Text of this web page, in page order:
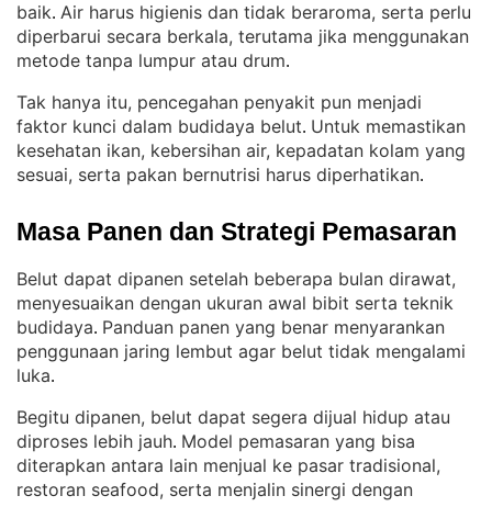
baik. Air harus higienis dan tidak beraroma, serta perlu
diperbarui secara berkala, terutama jika menggunakan
metode tanpa lumpur atau drum.
Tak hanya itu, pencegahan penyakit pun menjadi
faktor kunci dalam budidaya belut. Untuk memastikan
kesehatan ikan, kebersihan air, kepadatan kolam yang
sesuai, serta pakan bernutrisi harus diperhatikan.
Masa Panen dan Strategi Pemasaran
Belut dapat dipanen setelah beberapa bulan dirawat,
menyesuaikan dengan ukuran awal bibit serta teknik
budidaya. Panduan panen yang benar menyarankan
penggunaan jaring lembut agar belut tidak mengalami
luka.
Begitu dipanen, belut dapat segera dijual hidup atau
diproses lebih jauh. Model pemasaran yang bisa
diterapkan antara lain menjual ke pasar tradisional,
restoran seafood, serta menjalin sinergi dengan